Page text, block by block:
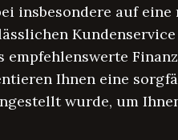
insbesondere auf
empfehlenswerte
Ihnen eine
wurde, um